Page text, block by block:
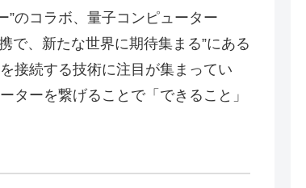
”のコラボ、量子コンピューター
で、新たな世界に期待集まる”にある
接続する技術に注目が集まってい
ターを繋げることで「できること」